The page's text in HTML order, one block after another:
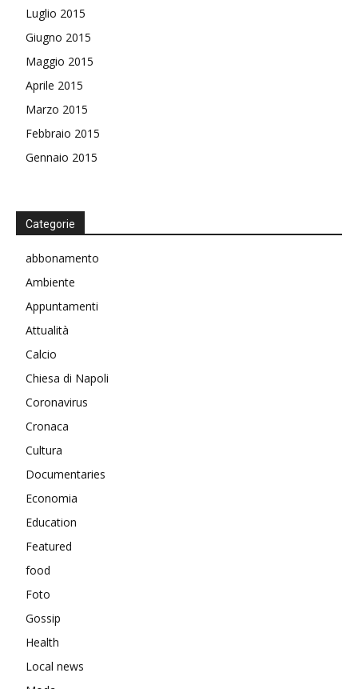
Luglio 2015
Giugno 2015
Maggio 2015
Aprile 2015
Marzo 2015
Febbraio 2015
Gennaio 2015
Categorie
abbonamento
Ambiente
Appuntamenti
Attualità
Calcio
Chiesa di Napoli
Coronavirus
Cronaca
Cultura
Documentaries
Economia
Education
Featured
food
Foto
Gossip
Health
Local news